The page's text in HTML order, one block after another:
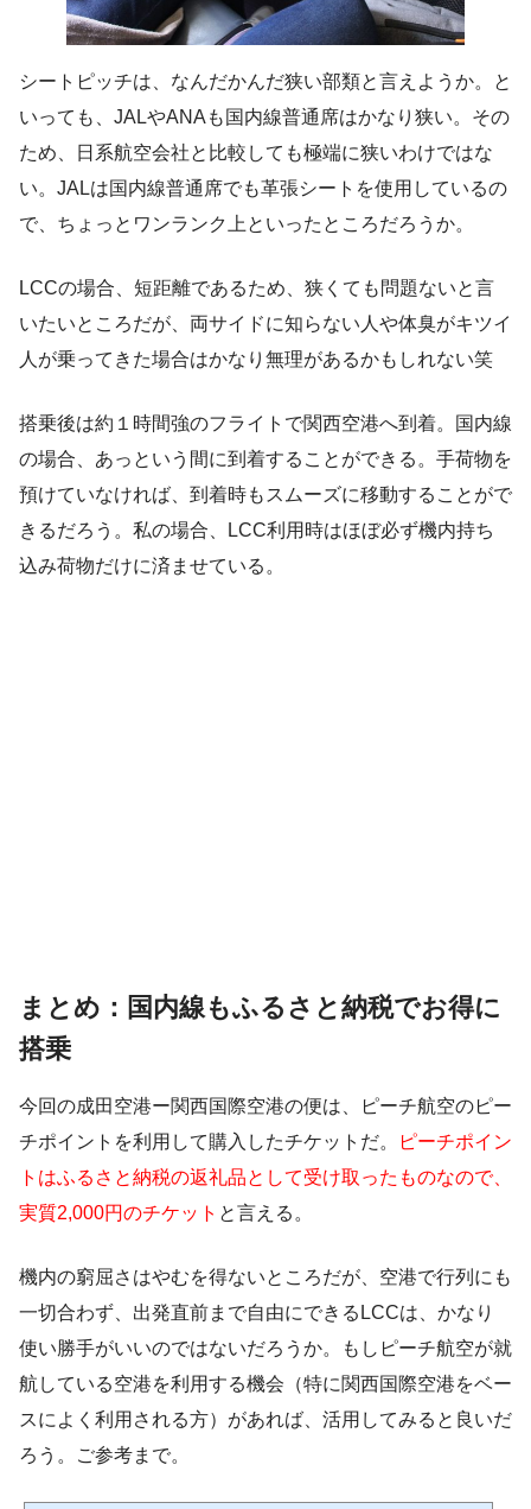
シートピッチは、なんだかんだ狭い部類と言えようか。と
いっても、JALやANAも国内線普通席はかなり狭い。その
ため、日系航空会社と比較しても極端に狭いわけではな
い。JALは国内線普通席でも革張シートを使用しているの
で、ちょっとワンランク上といったところだろうか。
LCCの場合、短距離であるため、狭くても問題ないと言
いたいところだが、両サイドに知らない人や体臭がキツイ
人が乗ってきた場合はかなり無理があるかもしれない笑
搭乗後は約１時間強のフライトで関西空港へ到着。国内線
の場合、あっという間に到着することができる。手荷物を
預けていなければ、到着時もスムーズに移動することがで
きるだろう。私の場合、LCC利用時はほぼ必ず機内持ち
込み荷物だけに済ませている。
まとめ：国内線もふるさと納税でお得に
搭乗
今回の成田空港ー関西国際空港の便は、ピーチ航空のピー
チポイントを利用して購入したチケットだ。
ピーチポイン
トはふるさと納税の返礼品として受け取ったものなので、
実質2,000円のチケット と言える。
機内の窮屈さはやむを得ないところだが、空港で行列にも
一切合わず、出発直前まで自由にできるLCCは、かなり
使い勝手がいいのではないだろうか。もしピーチ航空が就
航している空港を利用する機会（特に関西国際空港をベー
スによく利用される方）があれば、活用してみると良いだ
ろう。ご参考まで。